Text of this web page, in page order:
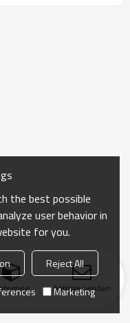
Anfrage senden
the best possible
user behavior in
for you.
Reject All
Marketing